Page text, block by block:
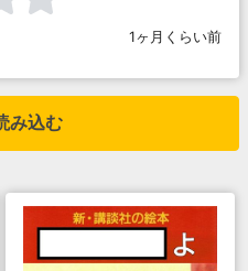
1ヶ月くらい前
み込む